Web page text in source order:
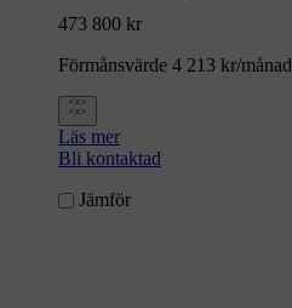
473 800 kr
Förmånsvärde 4 213 kr/månad
Läs mer
Bli kontaktad
Jämför